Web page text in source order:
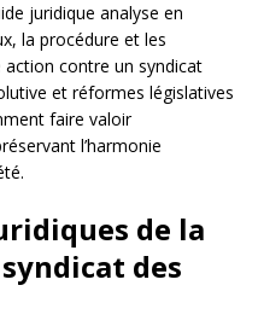
juridique analyse en
la procédure et les
contre un syndicat
et réformes législatives
faire valoir
l’harmonie
de la
des